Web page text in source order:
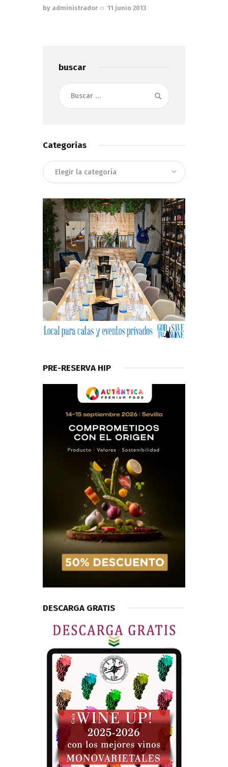
by administrador 11 junio 2013
buscar
Buscar:
Categorias
Categorias
PRE-RESERVA HIP
DESCARGA GRATIS